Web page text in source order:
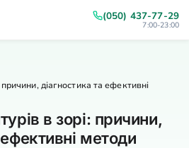
(050) 437-77-29
7:00-23:00
причини, діагностика та ефективні
в зорі: причини,
методи